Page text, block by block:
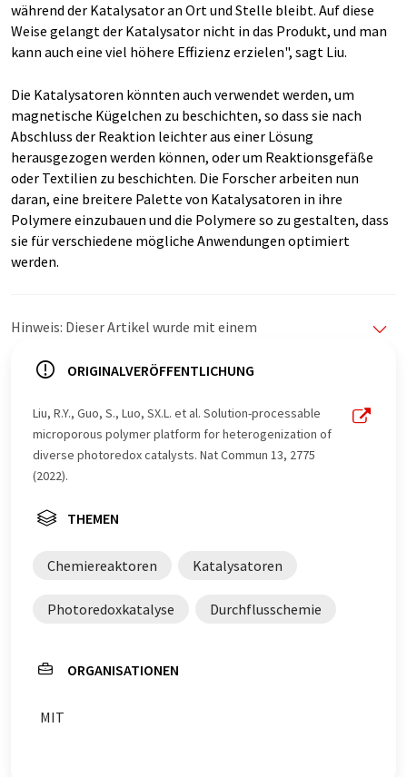
während der Katalysator an Ort und Stelle bleibt. Auf diese
Weise gelangt der Katalysator nicht in das Produkt, und man
kann auch eine viel höhere Effizienz erzielen", sagt Liu.
Die Katalysatoren könnten auch verwendet werden, um
magnetische Kügelchen zu beschichten, so dass sie nach
Abschluss der Reaktion leichter aus einer Lösung
herausgezogen werden können, oder um Reaktionsgefäße
oder Textilien zu beschichten. Die Forscher arbeiten nun
daran, eine breitere Palette von Katalysatoren in ihre
Polymere einzubauen und die Polymere so zu gestalten, dass
sie für verschiedene mögliche Anwendungen optimiert
werden.
Hinweis: Dieser Artikel wurde mit einem
LUMITOS bietet diese automatischen Übersetzungen
Nachrichten zu präsentieren. Da dieser Artikel mit
automatischer Übersetzung übersetzt wurde, ist es
möglich, dass er Fehler im Vokabular, in der Syntax oder
in der Grammatik enthält. Den ursprünglichen Artikel in
ORIGINALVERÖFFENTLICHUNG
Liu, R.Y., Guo, S., Luo, SX.L. et al. Solution-processable
microporous polymer platform for heterogenization of
diverse photoredox catalysts. Nat Commun 13, 2775
(2022).
THEMEN
Chemiereaktoren Katalysatoren
Photoredoxkatalyse Durchflusschemie
ORGANISATIONEN
MIT